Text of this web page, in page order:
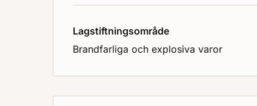
Lagstiftningsområde
Brandfarliga och explosiva varor